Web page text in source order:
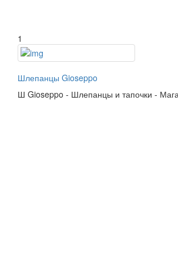
1
Шлепанцы Gioseppo
Ш Gioseppo - Шлепанцы и тапочки -